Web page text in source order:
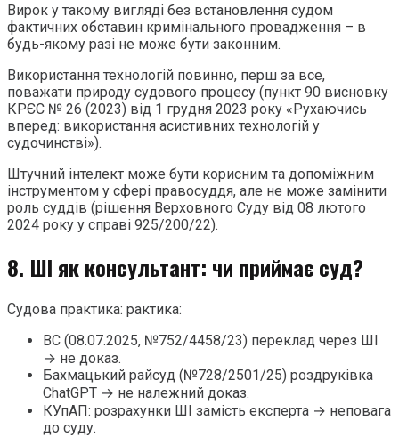
Вирок у такому вигляді без встановлення судом
фактичних обставин кримінального провадження – в
будь-якому разі не може бути законним.
Використання технологій повинно, перш за все,
поважати природу судового процесу (пункт 90 висновку
КРЄС № 26 (2023) від 1 грудня 2023 року «Рухаючись
вперед: використання асистивних технологій у
судочинстві»).
Штучний інтелект може бути корисним та допоміжним
інструментом у сфері правосуддя, але не може замінити
роль суддів (рішення Верховного Суду від 08 лютого
2024 року у справі 925/200/22).
8. ШІ як консультант: чи приймає суд?
Судова практика: рактика:
ВС (08.07.2025, №752/4458/23) переклад через ШІ
→ не доказ.
Бахмацький райсуд (№728/2501/25) роздруківка
ChatGPT → не належний доказ.
КУпАП: розрахунки ШІ замість експерта → неповага
до суду.